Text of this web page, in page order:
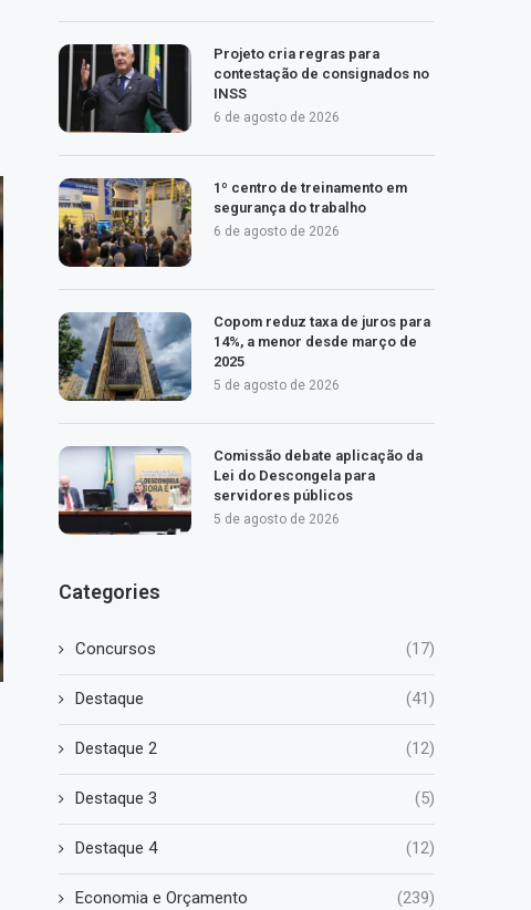
Projeto cria regras para
contestação de consignados no
INSS
6 de agosto de 2026
1º centro de treinamento em
segurança do trabalho
6 de agosto de 2026
Copom reduz taxa de juros para
14%, a menor desde março de
2025
5 de agosto de 2026
Comissão debate aplicação da
Lei do Descongela para
servidores públicos
5 de agosto de 2026
Categories
Concursos (17)
Destaque (41)
Destaque 2 (12)
Destaque 3 (5)
Destaque 4 (12)
Economia e Orçamento (239)